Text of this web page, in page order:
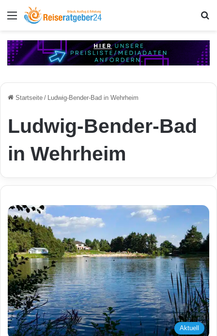
Menü
Startseite / Ludwig-Bender-Bad in Wehrheim
Ludwig-Bender-Bad
in Wehrheim
Aktuell